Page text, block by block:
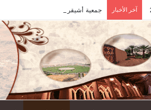
آخر الأخبار جمعية أشيقر الخيرية تحصد 98.20% في تقييم معايير الحوكمة لعام 2025م